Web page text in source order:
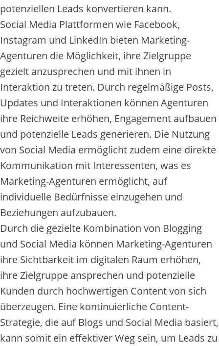
potenziellen Leads konvertieren kann.
Social Media Plattformen wie Facebook,
Instagram und LinkedIn bieten Marketing-
Agenturen die Möglichkeit, ihre Zielgruppe
gezielt anzusprechen und mit ihnen in
Interaktion zu treten. Durch regelmäßige Posts,
Updates und Interaktionen können Agenturen
ihre Reichweite erhöhen, Engagement aufbauen
und potenzielle Leads generieren. Die Nutzung
von Social Media ermöglicht zudem eine direkte
Kommunikation mit Interessenten, was es
Marketing-Agenturen ermöglicht, auf
individuelle Bedürfnisse einzugehen und
Beziehungen aufzubauen.
Durch die gezielte Kombination von Blogging
und Social Media können Marketing-Agenturen
ihre Sichtbarkeit im digitalen Raum erhöhen,
ihre Zielgruppe ansprechen und potenzielle
Kunden durch hochwertigen Content von sich
überzeugen. Eine kontinuierliche Content-
Strategie, die auf Blogs und Social Media basiert,
kann somit ein effektiver Weg sein, um Leads zu